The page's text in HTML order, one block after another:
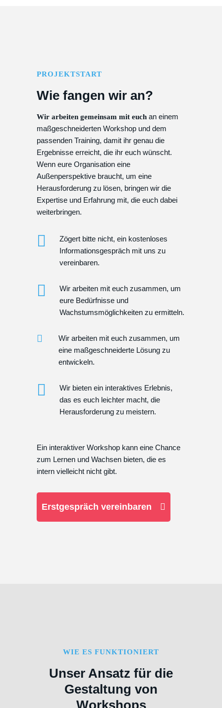
PROJEKTSTART
Wie fangen wir an?
Wir arbeiten gemeinsam mit euch an einem
maßgeschneiderten Workshop und dem
passenden Training, damit ihr genau die
Ergebnisse erreicht, die ihr euch wünscht.
Wenn eure Organisation eine
Außenperspektive braucht, um eine
Herausforderung zu lösen, bringen wir die
Expertise und Erfahrung mit, die euch dabei
weiterbringen.
Zögert bitte nicht, ein kostenloses
Informationsgespräch mit uns zu
vereinbaren.
Wir arbeiten mit euch zusammen, um
eure Bedürfnisse und
Wachstumsmöglichkeiten zu ermitteln.
Wir arbeiten mit euch zusammen, um
eine maßgeschneiderte Lösung zu
entwickeln.
Wir bieten ein interaktives Erlebnis,
das es euch leichter macht, die
Herausforderung zu meistern.
Ein interaktiver Workshop kann eine Chance
zum Lernen und Wachsen bieten, die es
intern vielleicht nicht gibt.
Erstgespräch vereinbaren
WIE ES FUNKTIONIERT
Unser Ansatz für die
Gestaltung von